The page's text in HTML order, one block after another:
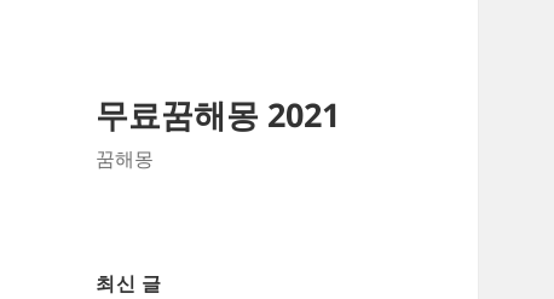
무료꿈해몽 2021
꿈해몽
최신 글